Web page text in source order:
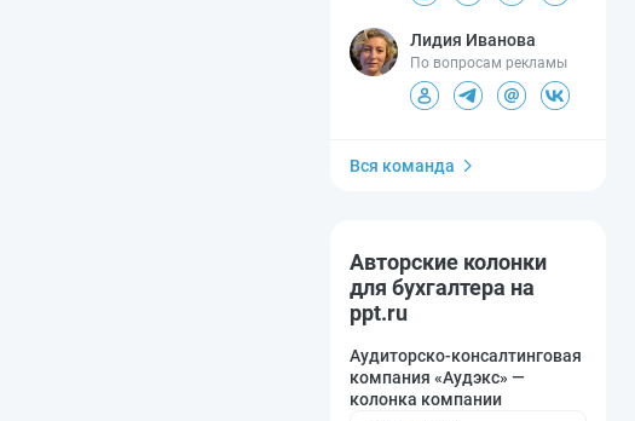
Лидия Иванова
По вопросам рекламы
Вся команда
Авторские колонки
для бухгалтера на
ppt.ru
Аудиторско-консалтинговая
компания «Аудэкс» —
колонка компании